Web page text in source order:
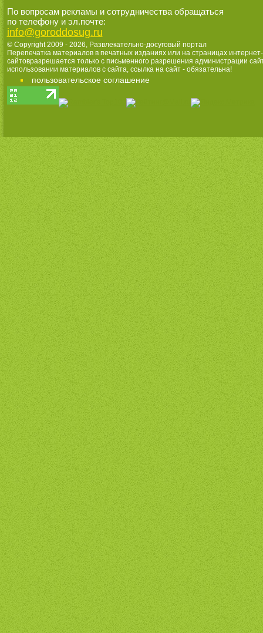
По вопросам рекламы и сотрудничества обращаться
по телефону и эл.почте:
info@goroddosug.ru
© Copyright 2009 - 2026, Развлекательно-досуговый портал
Перепечатка материалов в печатных изданиях или на страницах интернет-
сайтовразрешается только с письменного разрешения администрации
использовании материалов с сайта, ссылка на сайт - обязательна!
пользовательское соглашение